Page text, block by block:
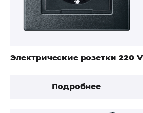
Электрические розетки 220 V
Подробнее